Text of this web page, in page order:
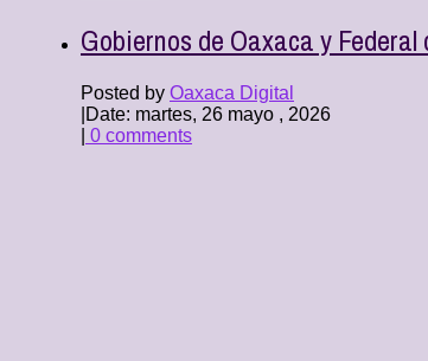
Gobiernos de Oaxaca y
Posted by Oaxaca Digital
Date: martes, 26 mayo , 2026
0 comments